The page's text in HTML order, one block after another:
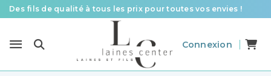
Des fils de qualité à tous les prix pour toutes vos envies !
Le spécialiste laines et fils en France pour le tricot et le crochet
Connexion